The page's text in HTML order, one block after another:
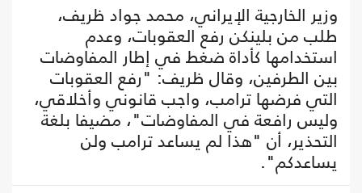
وزير الخارجية الإيراني، محمد جواد ظريف،
طلب من بلينكن رفع العقوبات، وعدم
استخدامها كأداة ضغط في إطار المفاوضات
بين الطرفين، وقال ظريف: "رفع العقوبات
التي فرضها ترامب، واجب قانوني وأخلاقي،
وليس رافعة في المفاوضات"، مضيفا بلغة
التحذير، أن "هذا لم يساعد ترامب ولن
يساعدكم".